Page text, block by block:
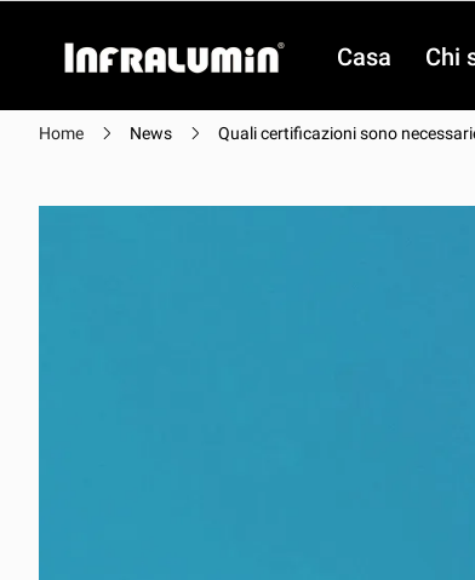
Casa Chi
Home News Quali certificazioni sono